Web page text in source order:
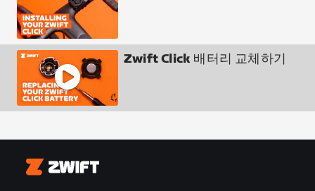
Zwift Click 배터리 교체하기
Zwift